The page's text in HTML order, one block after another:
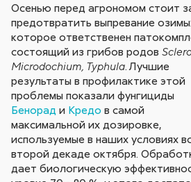
Осенью перед агрономом стоит
предотвратить выпревание
которое ответственен
состоящий из грибов родов
Microdochium, Typhula. Лучшие
результаты в профилактике этой
проблемы показали фунгициды
Бенорад и Кредо в самой
максимальной их дозировке,
используемые в наших условиях
второй декаде октября.
дает биологическую